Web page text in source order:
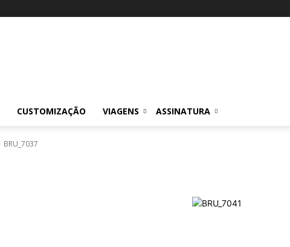
CUSTOMIZAÇÃO VIAGENS ASSINATURA
BRU_7037